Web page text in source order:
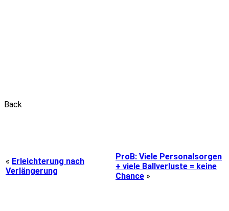
Back
« Erleichterung nach
Verlängerung
ProB: Viele Personalsorgen
+ viele Ballverluste = keine
Chance »